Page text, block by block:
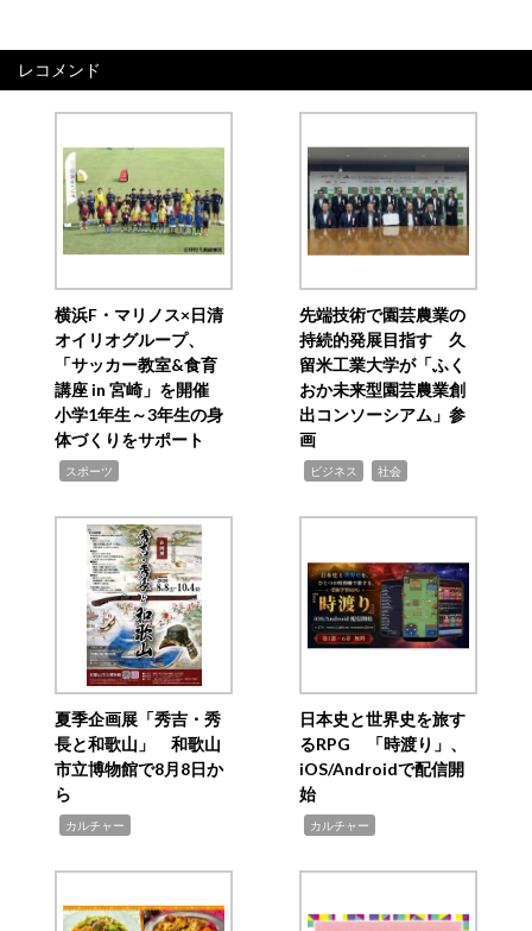
レコメンド
横浜F・マリノス×日清
オイリオグループ、
「サッカー教室&食育
講座 in 宮崎」を開催
小学1年生～3年生の身
体づくりをサポート
スポーツ
先端技術で園芸農業の
持続的発展目指す 久
留米工業大学が「ふく
おか未来型園芸農業創
出コンソーシアム」参
画
ビジネス 社会
夏季企画展「秀吉・秀
長と和歌山」 和歌山
市立博物館で8月8日か
ら
カルチャー
日本史と世界史を旅す
るRPG 「時渡り」、
iOS/Androidで配信開
始
カルチャー